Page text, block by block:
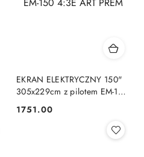
EKRAN ELEKTRYCZNY 150"
305x229cm z pilotem EM-150
Cena:
1751.00